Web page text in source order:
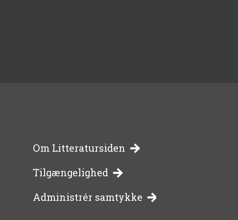
-
bibliotekernes
Om Litteratursiden
Tilgængelighed
Administrér samtykke